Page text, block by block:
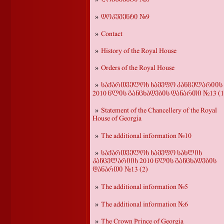
დოკუმენტი №9
Contact
History of the Royal House
Orders of the Royal House
საქართველოს სამეფო კანცელარიის
2010 წლის განცხადების დანართი №13
Statement of the Chancellery of the Royal
House of Georgia
The additional information №10
საქართველოს სამეფო სახლის
კანცელარიის 2010 წლის განცხადების
დანართი №13 (2)
The additional information №5
The additional information №6
The Crown Prince of Georgia